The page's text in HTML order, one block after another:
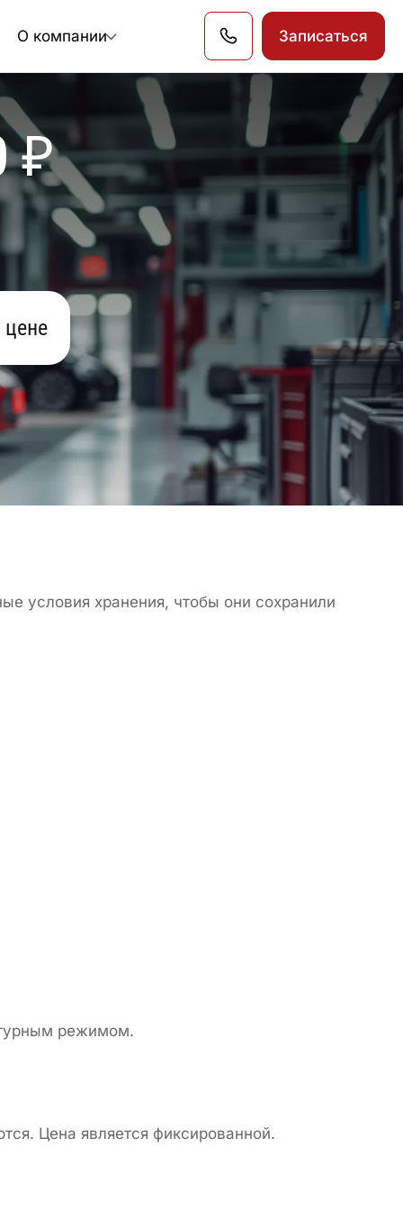
О компании Записаться
₽
условия хранения, чтобы они сохранили
режимом.
Цена является фиксированной.